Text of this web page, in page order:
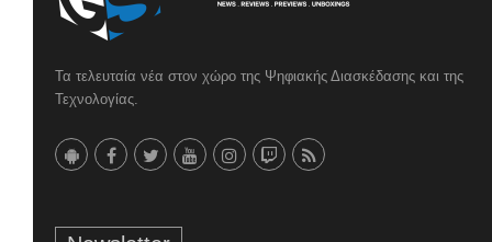
Τα τελευταία νέα στον χώρο της Ψηφιακής Διασκέδασης και της
Τεχνολογίας.